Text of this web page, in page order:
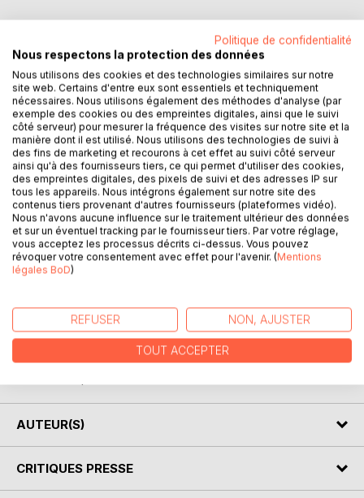
DESCRIPTION
Léonardo vit avec sa grand-mère Filelalaine dans une
immense demeure blanche où un piano à queue impérial
blanc trône au centre du salon.
Le jeune garçon n'a jamais vu son père, pianiste virtuose,
ni sa mère, danseuse étoile. Uniquement en photos.
Clique-clic! Clique-clic! Clique-clic! Depuis des années
Filelalaine tricote une écharpe de laine blanche. Léonardo
voudrait bien savoir pourquoi fabrique-t-elle une si longue
écharpe?
En haut de la montagne blanche, un château intrigue.
précieuses, perles et or.
Son oncle et sa tante étant souvent absents, Léonardo
voudrait bien quitter le domaine mais cela est impossible!
Pourquoi?
AUTEUR(S)
CRITIQUES PRESSE
Politique de confidentialité
Nous respectons la protection des données
Nous utilisons des cookies et des technologies similaires sur notre
site web. Certains d'entre eux sont essentiels et techniquement
nécessaires. Nous utilisons également des méthodes d'analyse (par
exemple des cookies ou des empreintes digitales, ainsi que le suivi
côté serveur) pour mesurer la fréquence des visites sur notre site et la
manière dont il est utilisé. Nous utilisons des technologies de suivi à
des fins de marketing et recourons à cet effet au suivi côté serveur
ainsi qu'à des fournisseurs tiers, ce qui permet d'utiliser des cookies,
des empreintes digitales, des pixels de suivi et des adresses IP sur
tous les appareils. Nous intégrons également sur notre site des
contenus tiers provenant d'autres fournisseurs (plateformes vidéo).
Nous n'avons aucune influence sur le traitement ultérieur des données
et sur un éventuel tracking par le fournisseur tiers. Par votre réglage,
vous acceptez les processus décrits ci-dessus. Vous pouvez
révoquer votre consentement avec effet pour l'avenir. (Mentions
légales BoD)
REFUSER NON, AJUSTER
TOUT ACCEPTER